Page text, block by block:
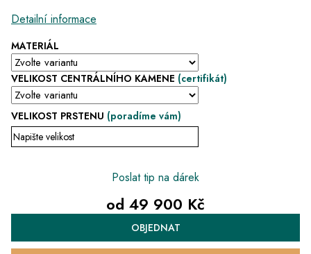
MATERIÁL
VELIKOST CENTRÁLNÍHO KAMENE (certifikát)
VELIKOST PRSTENU (poradíme vám)
Detailní informace
Poslat tip na dárek
od 49 900 Kč
Měrná
cena:
OBJEDNAT